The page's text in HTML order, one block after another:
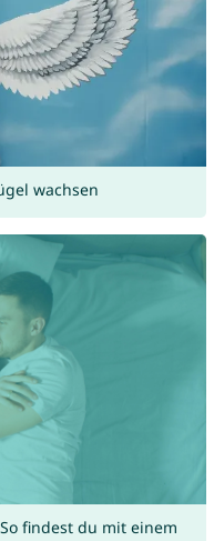
wachsen
findest du mit einem